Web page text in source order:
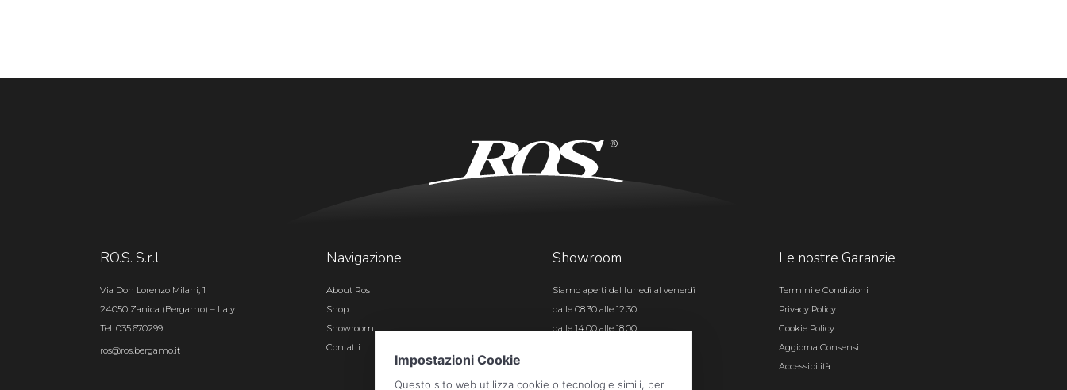
RO.S. S.r.l.
Via Don Lorenzo Milani, 1
24050 Zanica (Bergamo) – Italy
Tel. 035.670299
ros@ros.bergamo.it
Navigazione
About Ros
Shop
Showroom
Contatti
Showroom
Siamo aperti dal lunedì al venerdì
dalle 08.30 alle 12.30
dalle 14.00 alle 18.00
Le nostre Garanzie
Termini e Condizioni
Privacy Policy
Cookie Policy
Aggiorna Consensi
Accessibilità